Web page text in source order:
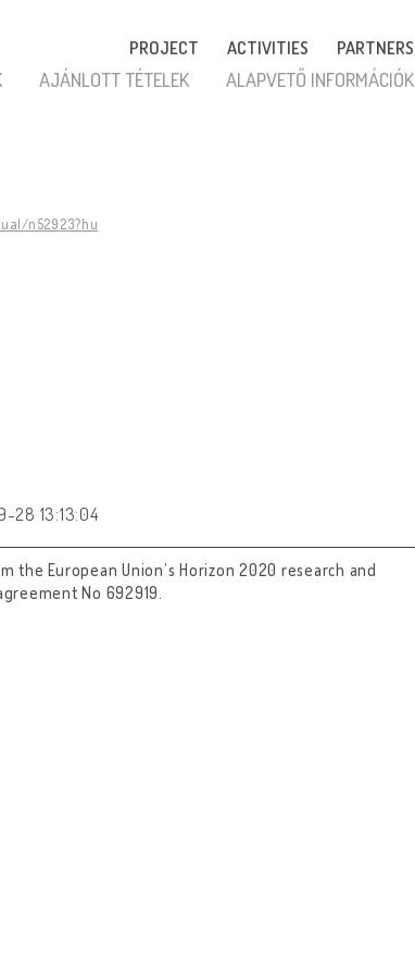
PROJECT ACTIVITIES PARTNERS
AJÁNLOTT TÉTELEK ALAPVETŐ INFORMÁCIÓK
n52923?hu
28 13:13:04
the European Union’s Horizon 2020 research and
No 692919.